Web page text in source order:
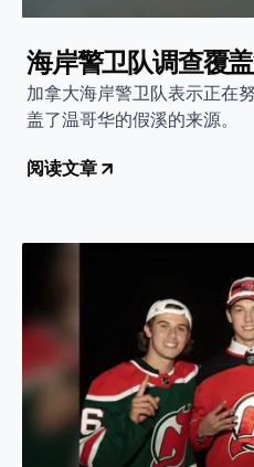
海岸警卫队调查覆
加拿大海岸警卫队表示正在
盖了温哥华的假溪的来源。
阅读文章